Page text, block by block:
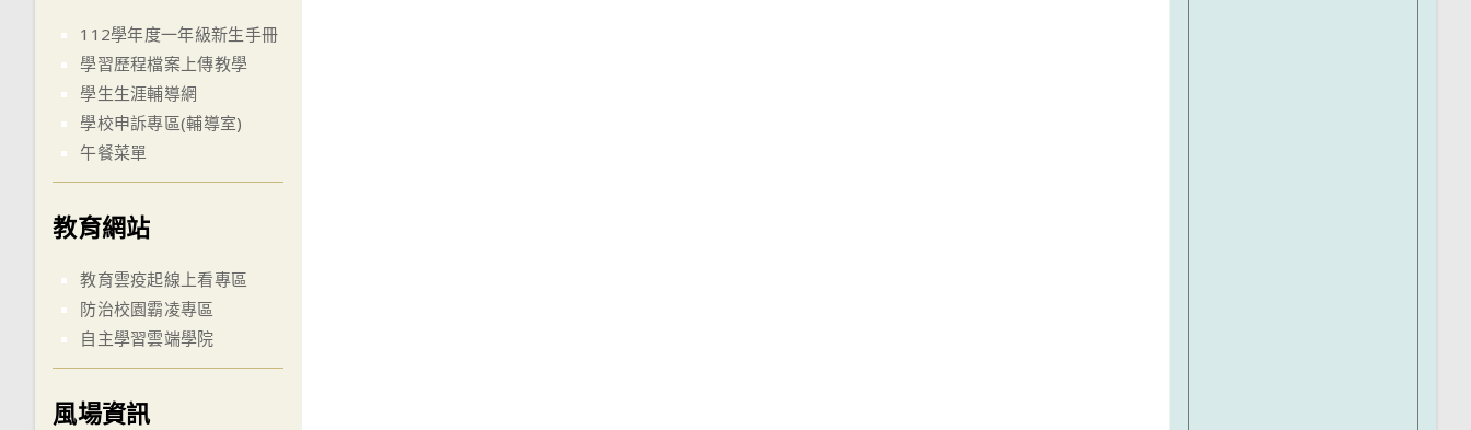
112學年度一年級新生手冊
學習歷程檔案上傳教學
學生生涯輔導網
學校申訴專區(輔導室)
午餐菜單
教育網站
教育雲疫起線上看專區
防治校園霸凌專區
自主學習雲端學院
風場資訊